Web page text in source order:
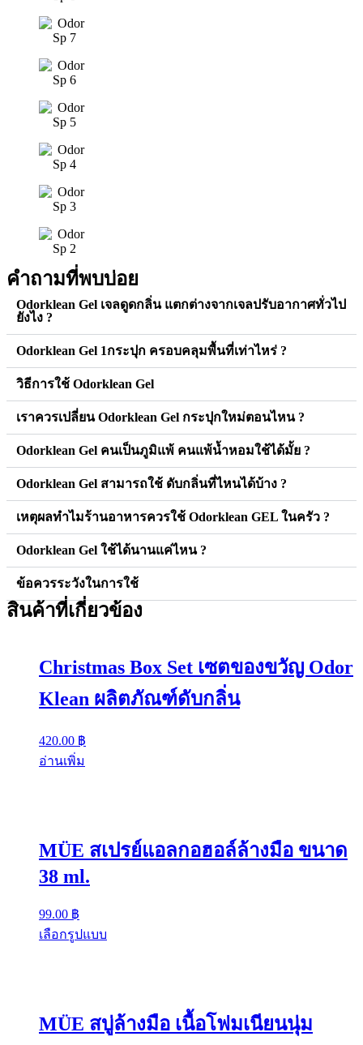
คำถามที่พบบ่อย
Odorklean Gel เจลดูดกลิ่น แตกต่างจากเจลปรับอากาศทั่วไป
ยังไง ?
Odorklean Gel 1กระปุก ครอบคลุมพื้นที่เท่าไหร่ ?
วิธีการใช้ Odorklean Gel
เราควรเปลี่ยน Odorklean Gel กระปุกใหม่ตอนไหน ?
Odorklean Gel คนเป็นภูมิแพ้ คนแพ้น้ำหอมใช้ได้มั้ย ?
Odorklean Gel สามารถใช้ ดับกลิ่นที่ไหนได้บ้าง ?
เหตุผลทำไมร้านอาหารควรใช้ Odorklean GEL ในครัว ?
Odorklean Gel ใช้ได้นานแค่ไหน ?
ข้อควรระวังในการใช้
สินค้าที่เกี่ยวข้อง
Christmas Box Set เซตของขวัญ Odor
Klean ผลิตภัณฑ์ดับกลิ่น
420.00 ฿
อ่านเพิ่ม
MÜE สเปรย์แอลกอฮอล์ล้างมือ ขนาด
38 ml.
99.00 ฿
เลือกรูปแบบ
MÜE สบู่ล้างมือ เนื้อโฟมเนียนนุ่ม